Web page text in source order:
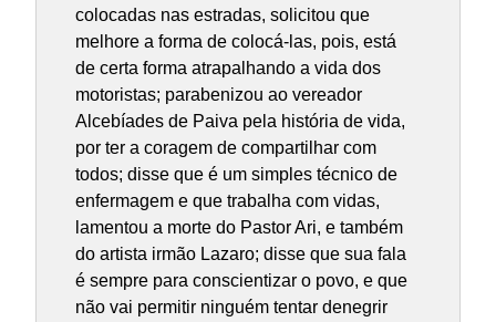
colocadas nas estradas, solicitou que
melhore a forma de colocá-las, pois, está
de certa forma atrapalhando a vida dos
motoristas; parabenizou ao vereador
Alcebíades de Paiva pela história de vida,
por ter a coragem de compartilhar com
todos; disse que é um simples técnico de
enfermagem e que trabalha com vidas,
lamentou a morte do Pastor Ari, e também
do artista irmão Lazaro; disse que sua fala
é sempre para conscientizar o povo, e que
não vai permitir ninguém tentar denegrir